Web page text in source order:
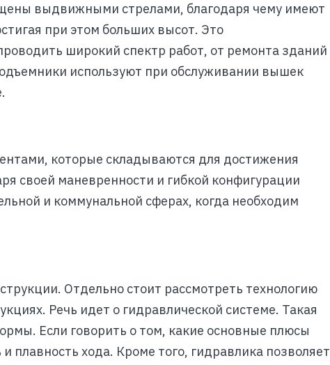
выдвижными стрелами, благодаря чему имеют
при этом больших высот. Это
широкий спектр работ, от ремонта зданий
используют при обслуживании вышек
которые складываются для достижения
своей маневренности и гибкой конфигурации
и коммунальной сферах, когда необходим
Отдельно стоит рассмотреть технологию
Речь идет о гидравлической системе. Такая
Если говорить о том, какие основные плюсы
плавность хода. Кроме того, гидравлика позволяет